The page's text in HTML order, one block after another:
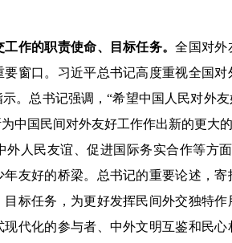
作的职责使命、目标任务。全国对外
窗口。习近平总书记高度重视全国
。总书记强调，“希望中国人民对外
中国民间对外友好工作作出新的更大
外人民友谊、促进国际务实合作等方
友好的桥梁。总书记的重要论述，寄
标任务，为更好发挥民间外交独特
代化的参与者、中外文明互鉴和民